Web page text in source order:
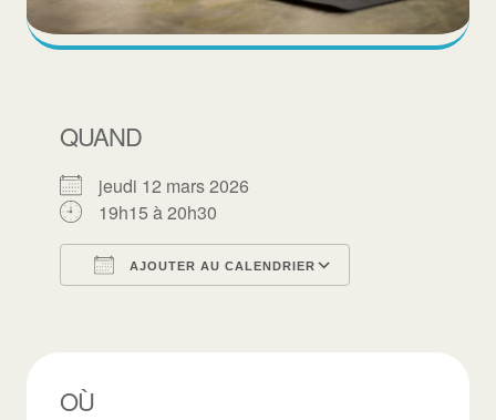
QUAND
jeudi 12 mars 2026
19h15 à 20h30
AJOUTER AU CALENDRIER
OÙ